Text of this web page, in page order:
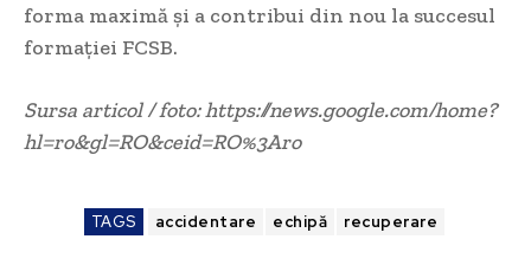
forma maximă și a contribui din nou la succesul
formației FCSB.
Sursa articol / foto: https://news.google.com/home?
hl=ro&gl=RO&ceid=RO%3Aro
TAGS accidentare echipă recuperare